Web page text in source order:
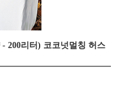
200리터) 코코넛멀칭 허스